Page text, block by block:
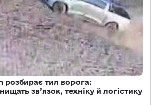
розбирає тил ворога:
зв’язок, техніку й логістику